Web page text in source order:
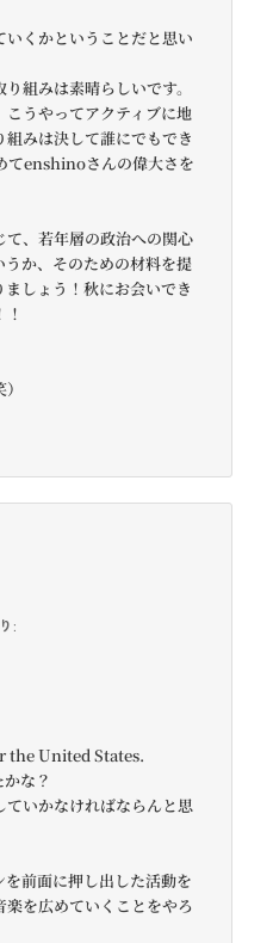
くかということだと思い
組みは素晴らしいです。
うやってアクティブに地
みは決して誰にでもでき
てenshinoさんの偉大さを
、若年層の政治への関心
か、そのための材料を提
しょう！秋にお会いでき
:
the United States.
な？
いかなければならんと思
前面に押し出した活動を
を広めていくことをやろ